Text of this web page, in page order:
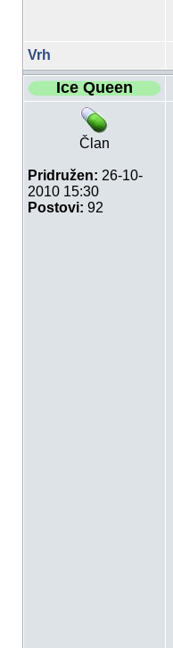
Vrh
Ice Queen
Član
Pridružen: 26-10-
2010 15:30
Postovi: 92